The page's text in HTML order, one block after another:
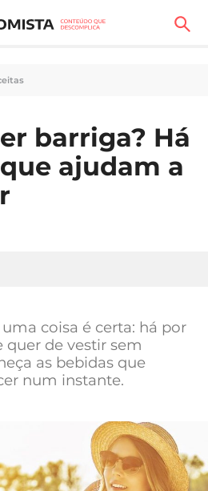
barriga? Há
ajudam a
coisa é certa: há por
quer de vestir sem
as bebidas que
num instante.